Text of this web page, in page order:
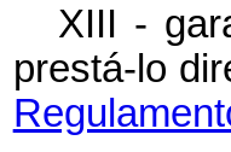
XIII -
prestá-lo